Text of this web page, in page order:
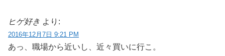
ヒゲ好き より:
2016年12月7日 9:21 PM
あっ、職場から近いし、近々買いに行こ。